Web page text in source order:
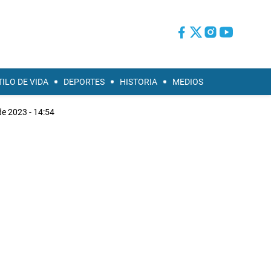
DE VIDA DEPORTES HISTORIA MEDIOS
2023 - 14:54